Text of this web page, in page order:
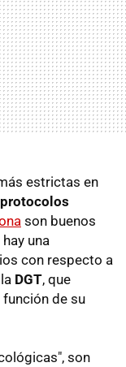
estrictas en
protocolos
son buenos
una
con respecto a
DGT, que
de su
son